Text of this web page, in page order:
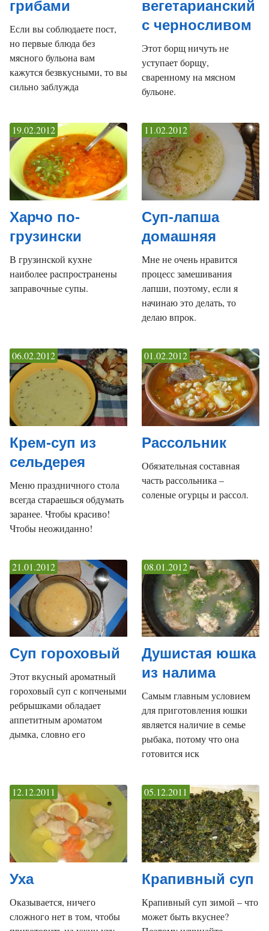
грибами
Если вы соблюдаете пост,
но первые блюда без
мясного бульона вам
кажутся безвкусными, то вы
сильно заблужда
вегетарианский
с черносливом
Этот борщ ничуть не
уступает борщу,
сваренному на мясном
бульоне.
Харчо по-
грузински
19.02.2012
В грузинской кухне
наиболее распространены
заправочные супы.
Суп-лапша
домашняя
11.02.2012
Мне не очень нравится
процесс замешивания
лапши, поэтому, если я
начинаю это делать, то
делаю впрок.
Крем-суп из
сельдерея
06.02.2012
Меню праздничного стола
всегда стараешься обдумать
заранее. Чтобы красиво!
Чтобы неожиданно!
Рассольник
01.02.2012
Обязательная составная
часть рассольника –
соленые огурцы и рассол.
Суп гороховый
21.01.2012
Этот вкусный ароматный
гороховый суп с копчеными
ребрышками обладает
аппетитным ароматом
дымка, словно его
Душистая юшка
из налима
08.01.2012
Самым главным условием
для приготовления юшки
является наличие в семье
рыбака, потому что она
готовится иск
Уха
12.12.2011
Оказывается, ничего
сложного нет в том, чтобы
Крапивный суп
05.12.2011
Крапивный суп зимой – что
может быть вкуснее?